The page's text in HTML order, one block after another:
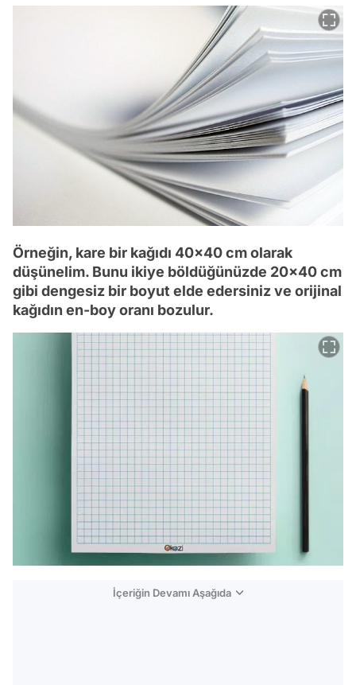
Örneğin, kare bir kağıdı 40x40 cm olarak
düşünelim. Bunu ikiye böldüğünüzde 20x40 cm
gibi dengesiz bir boyut elde edersiniz ve orijinal
kağıdın en-boy oranı bozulur.
İçeriğin Devamı Aşağıda